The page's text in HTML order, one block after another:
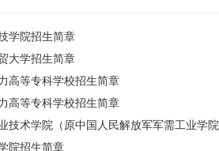
学院招生简章
大学招生简章
高等专科学校招生简章
高等专科学校招生简章
技术学院（原中国人民解放军军需工业学
院招生简章